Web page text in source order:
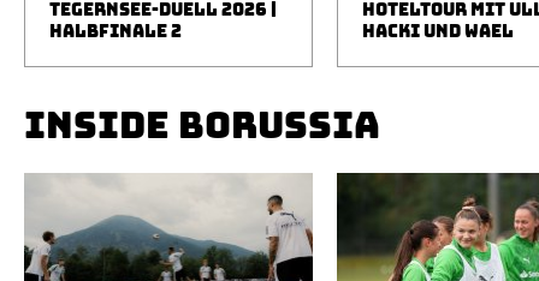
TEGERNSEE-DUELL 2026 |
HALBFINALE 2
HOTELTOUR MIT
HACKI UND WAEL
INSIDE BORUSSIA